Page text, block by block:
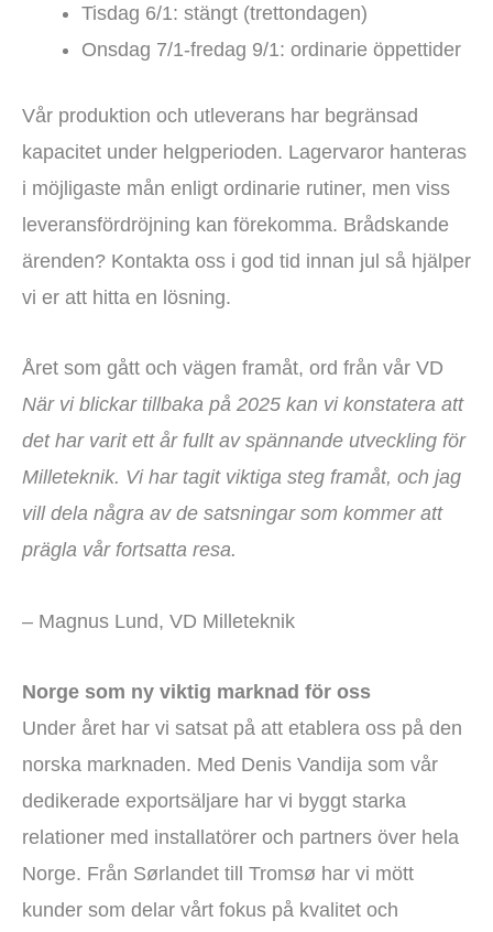
Tisdag 6/1: stängt (trettondagen)
Onsdag 7/1-fredag 9/1: ordinarie öppettider
Vår produktion och utleverans har begränsad
kapacitet under helgperioden. Lagervaror hanteras
i möjligaste mån enligt ordinarie rutiner, men viss
leveransfördröjning kan förekomma. Brådskande
ärenden? Kontakta oss i god tid innan jul så hjälper
vi er att hitta en lösning.
Året som gått och vägen framåt, ord från vår VD
När vi blickar tillbaka på 2025 kan vi konstatera att
det har varit ett år fullt av spännande utveckling för
Milleteknik. Vi har tagit viktiga steg framåt, och jag
vill dela några av de satsningar som kommer att
prägla vår fortsatta resa.
– Magnus Lund, VD Milleteknik
Norge som ny viktig marknad för oss
Under året har vi satsat på att etablera oss på den
norska marknaden. Med Denis Vandija som vår
dedikerade exportsäljare har vi byggt starka
relationer med installatörer och partners över hela
Norge. Från Sørlandet till Tromsø har vi mött
kunder som delar vårt fokus på kvalitet och